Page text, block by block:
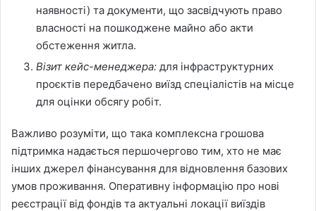
наявності) та документи, що засвідчують право
власності на пошкоджене майно або акти
обстеження житла.
Візит кейс-менеджера: для інфраструктурних
проєктів передбачено виїзд спеціалістів на місце
для оцінки обсягу робіт.
Важливо розуміти, що така комплексна грошова
підтримка надається першочергово тим, хто не має
інших джерел фінансування для відновлення базових
умов проживання. Оперативну інформацію про нові
реєстрації від фондів та актуальні локації виїздів